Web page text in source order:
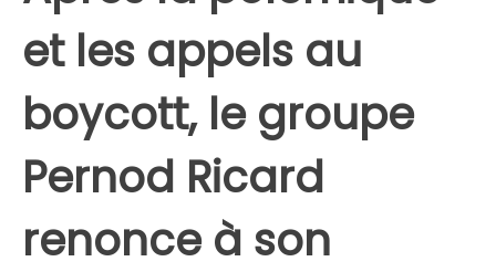
et les appels au
boycott, le groupe
Pernod Ricard
renonce à son